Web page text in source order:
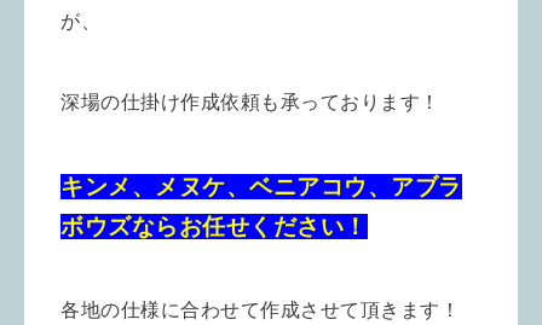
が、
深場の仕掛け作成依頼も承っております！
キンメ、メヌケ、ベニアコウ、アブラ
ボウズならお任せください！
各地の仕様に合わせて作成させて頂きます！